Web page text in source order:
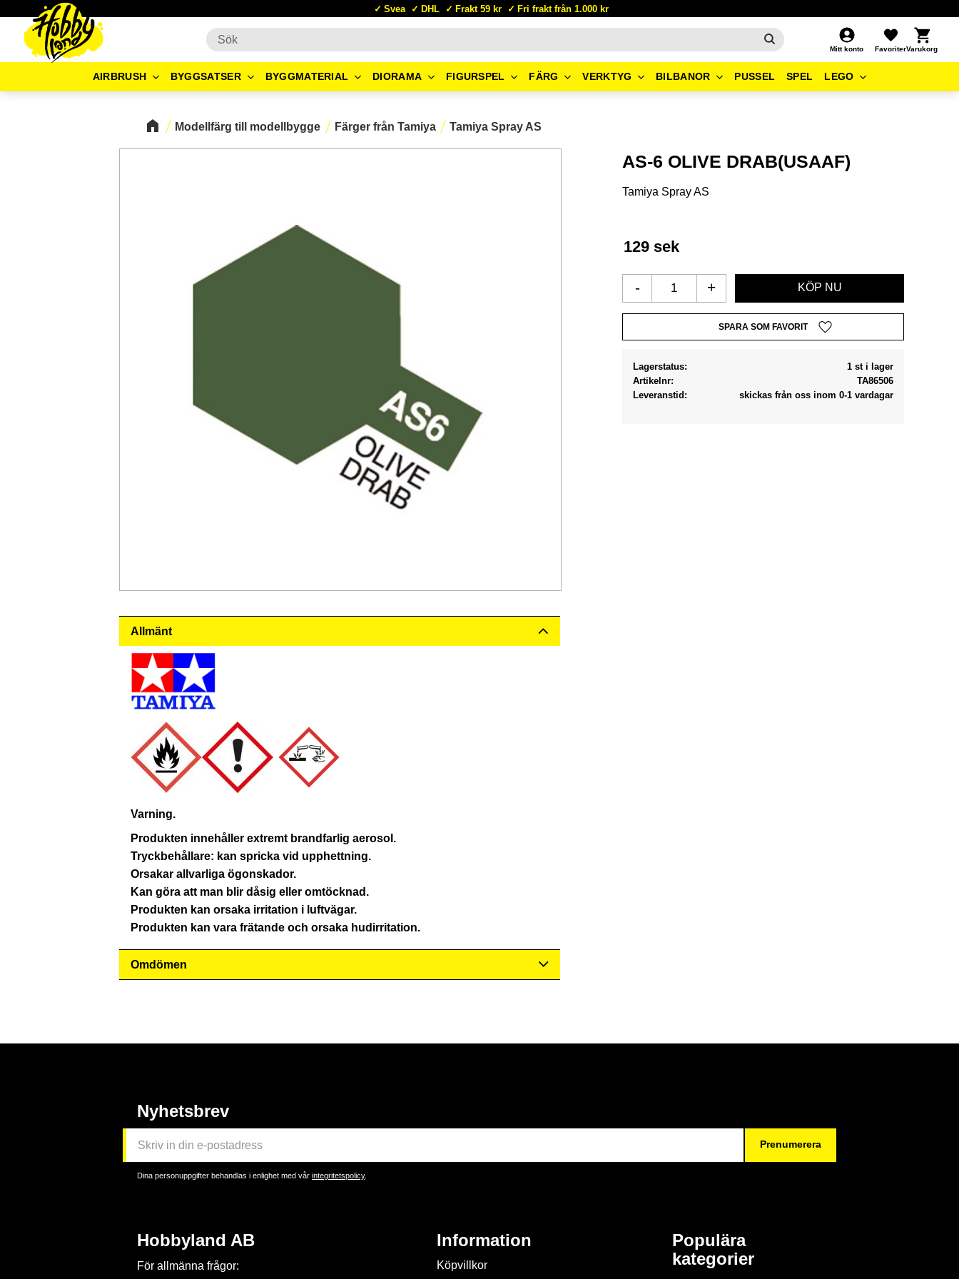
Svea DHL Frakt 59 kr Fri frakt från 1.000 kr
Mitt konto
Favoriter
Kundvagn
AIRBRUSH BYGGSATSER BYGGMATERIAL DIORAMA FIGURSPEL FÄRG VERKTYG BILBANOR PUSSEL SPEL LEGO
Modellfärg till modellbygge Färger från Tamiya Tamiya Spray AS
AS-6 OLIVE DRAB(USAAF)
Tamiya Spray AS
129 sek
+
-
Lägg till i favoriter
Lagerstatus
1 st i lager
Artikelnr
TA86506
Leveranstid
skickas från oss inom 0-1 vardagar
Allmänt
Varning.
Produkten innehåller extremt brandfarlig aerosol.
Tryckbehållare: kan spricka vid upphettning.
Orsakar allvarliga ögonskador.
Kan göra att man blir dåsig eller omtöcknad.
Produkten kan orsaka irritation i luftvägar.
Produkten kan vara frätande och orsaka hudirritation.
Omdömen
Nyhetsbrev
Prenumerera
Dina personuppgifter behandlas i enlighet med vår integritetspolicy.
Hobbyland AB
För allmänna frågor:
Information
Köpvillkor
Populära
kategorier